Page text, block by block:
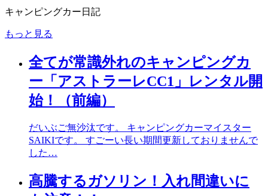
キャンピングカー日記
もっと見る
全てが常識外れのキャンピングカ
ー「アストラーレCC1」レンタル開
始！（前編）
だいぶご無沙汰です。 キャンピングカーマイスター
SAIKIです。 すごーい長い期間更新しておりませんで
した…
高騰するガソリン！入れ間違いに